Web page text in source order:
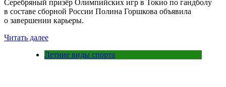
Серебряный призёр Олимпийских игр в Токио по гандболу
в составе сборной России Полина Горшкова объявила
о завершении карьеры.
Читать далее
Летние виды спорта